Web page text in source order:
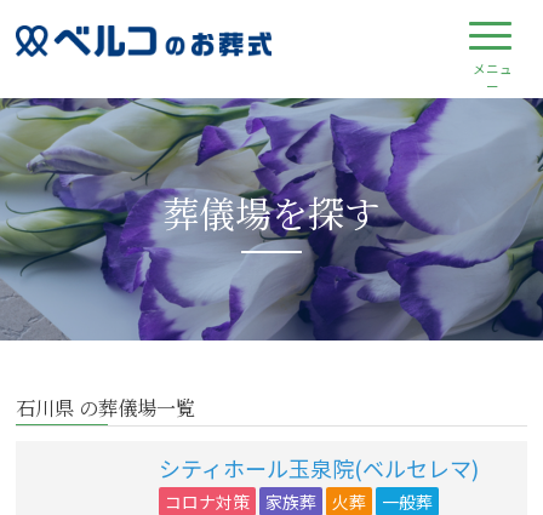
葬儀場を探す
石川県 の葬儀場一覧
シティホール玉泉院(ベルセレマ)
コロナ対策 家族葬 火葬
一般葬